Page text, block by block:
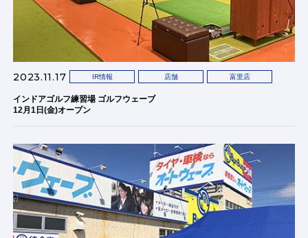
2023.11.17 IR情報 店舗 富里店
インドアゴルフ練習場 ゴルフウェーブ
12月1日(金)オープン